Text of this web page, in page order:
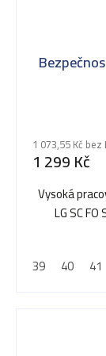
1 073,55 Kč bez
1 299 Kč
Vysoká
LG SC
39
40 41